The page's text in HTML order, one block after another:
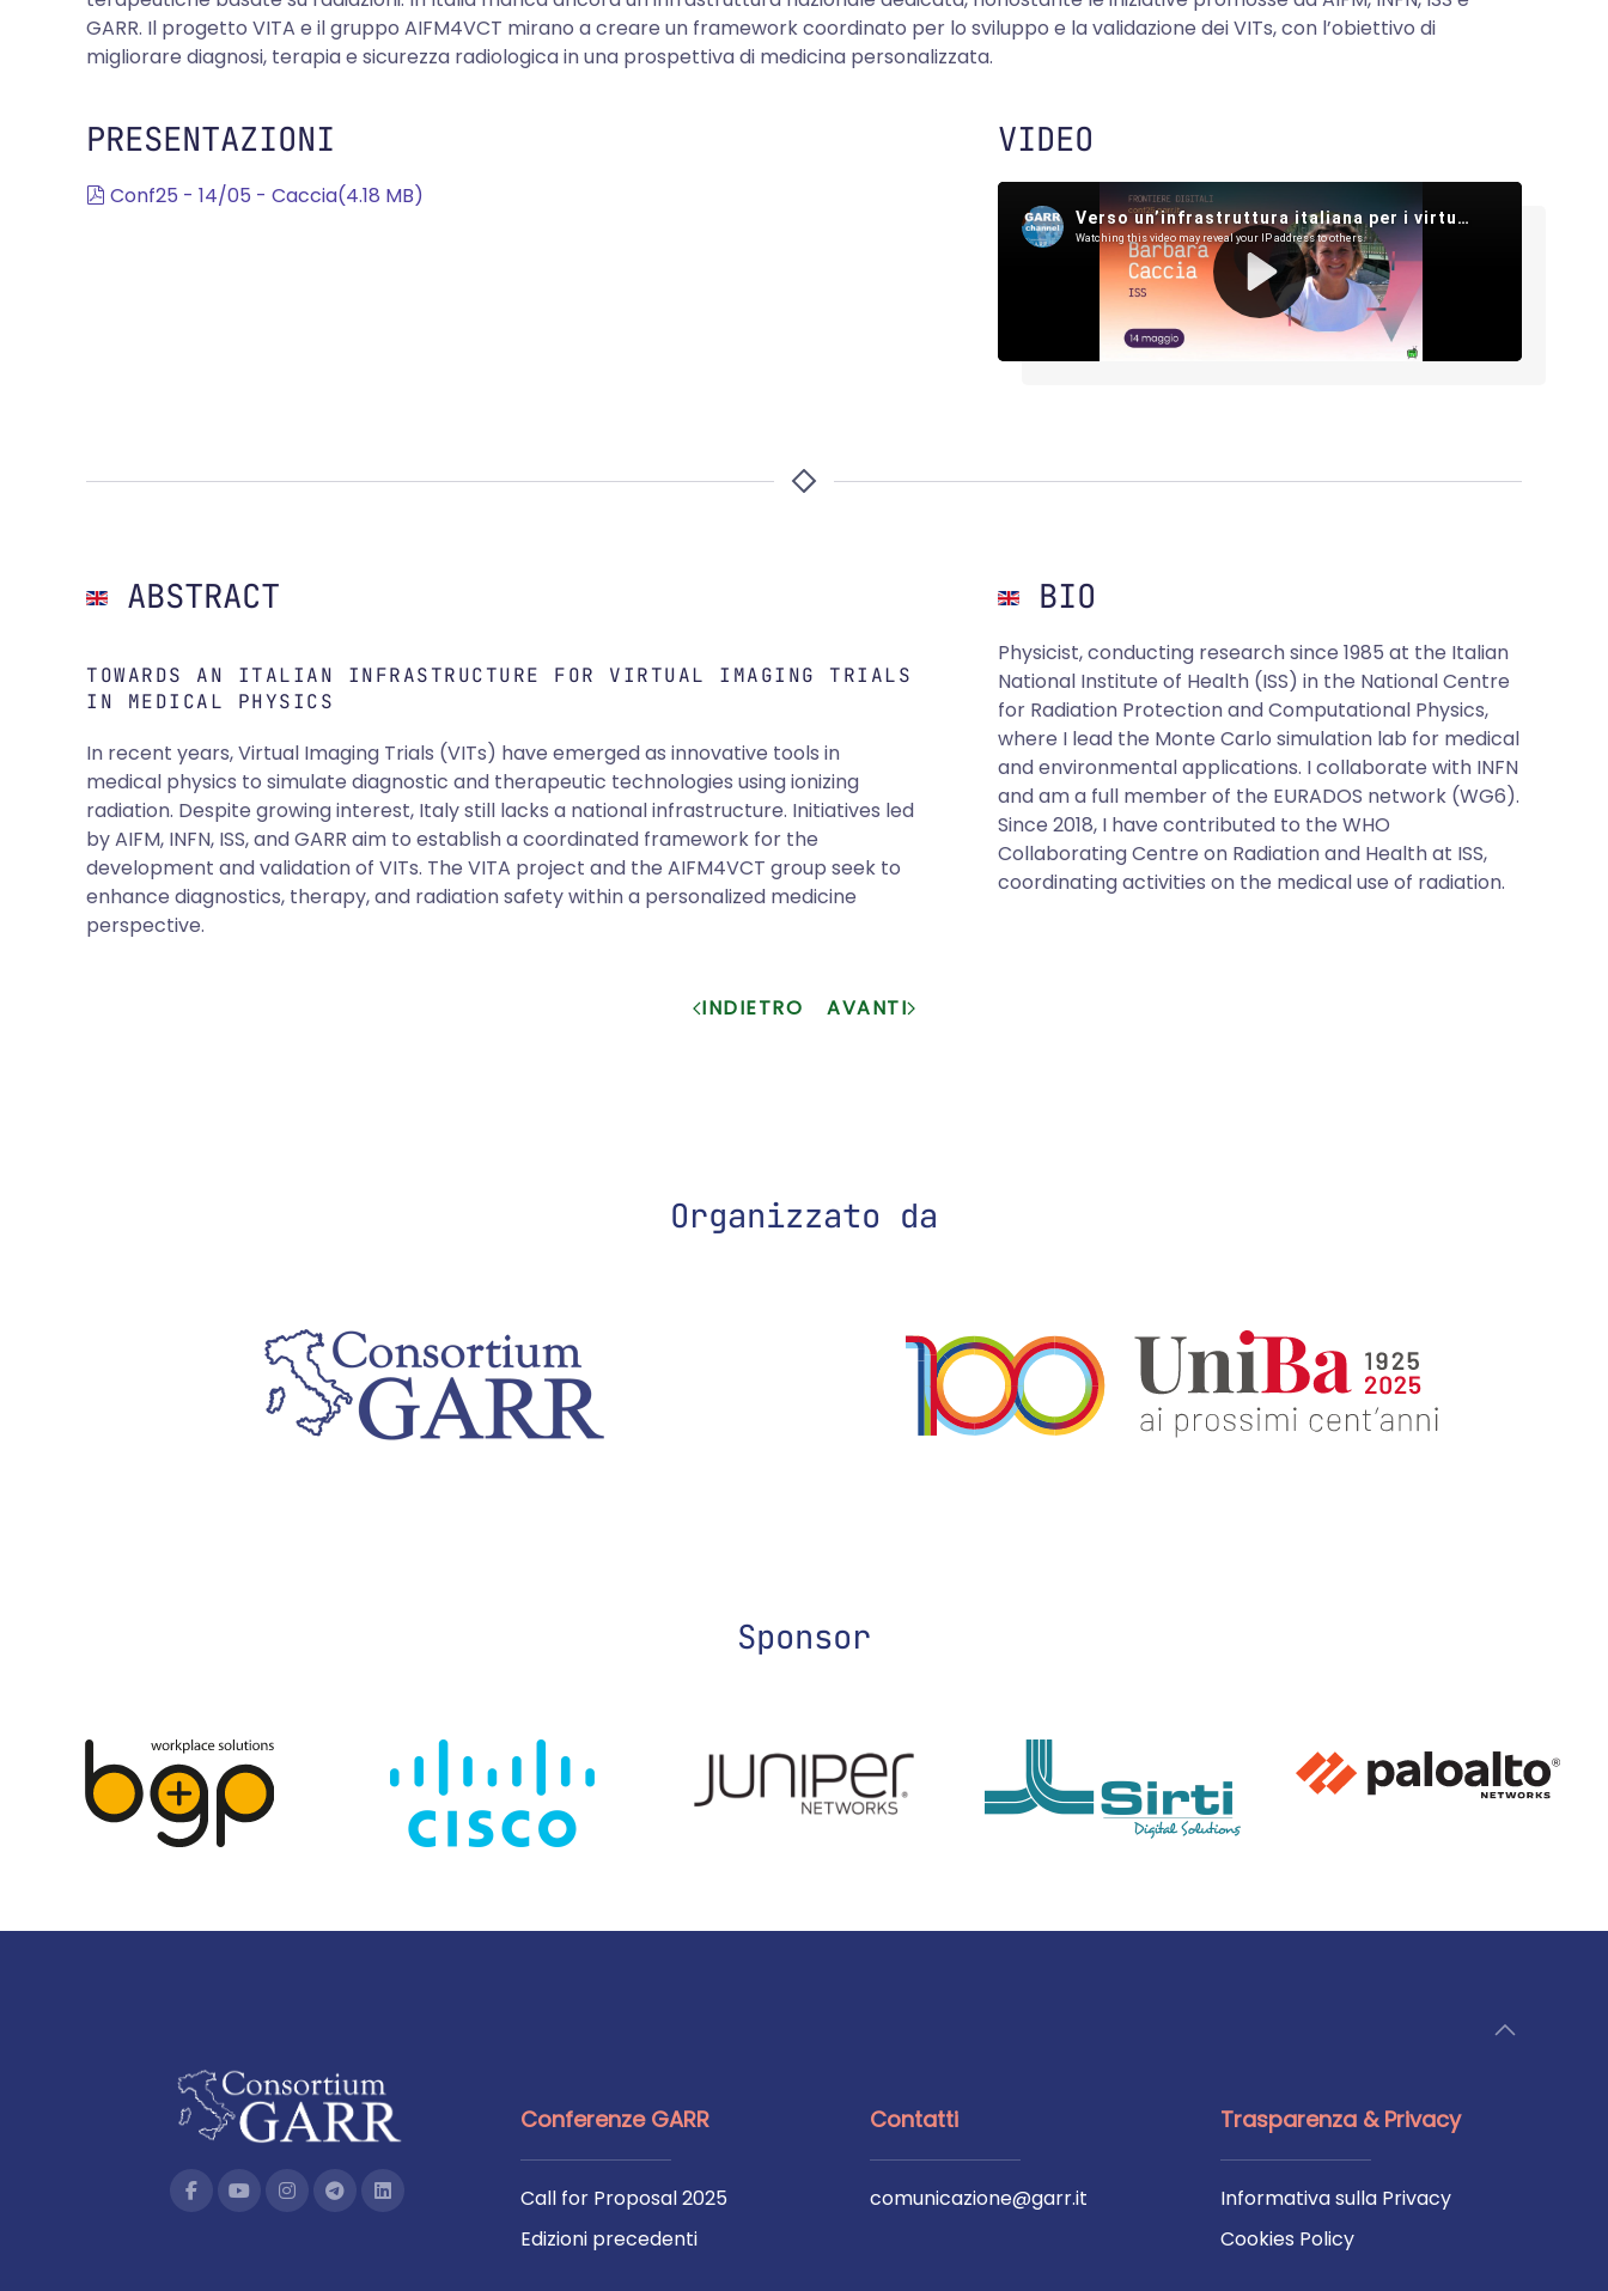
GARR. Il progetto VITA e il gruppo AIFM4VCT mirano a creare un framework coordinato per lo sviluppo e la validazione dei VITs, con l’obiettivo di
migliorare diagnosi, terapia e sicurezza radiologica in una prospettiva di medicina personalizzata.
PRESENTAZIONI
pdf
Conf25 - 14/05 - Caccia(4.18 MB)
VIDEO
BIO
Physicist, conducting research since 1985 at the Italian
National Institute of Health (ISS) in the National Centre
for Radiation Protection and Computational Physics,
where I lead the Monte Carlo simulation lab for medical
and environmental applications. I collaborate with INFN
and am a full member of the EURADOS network (WG6).
Since 2018, I have contributed to the WHO
Collaborating Centre on Radiation and Health at ISS,
coordinating activities on the medical use of radiation.
ABSTRACT
TOWARDS AN ITALIAN INFRASTRUCTURE FOR VIRTUAL IMAGING TRIALS
IN MEDICAL PHYSICS
In recent years, Virtual Imaging Trials (VITs) have emerged as innovative tools in
medical physics to simulate diagnostic and therapeutic technologies using ionizing
radiation. Despite growing interest, Italy still lacks a national infrastructure. Initiatives led
by AIFM, INFN, ISS, and GARR aim to establish a coordinated framework for the
development and validation of VITs. The VITA project and the AIFM4VCT group seek to
enhance diagnostics, therapy, and radiation safety within a personalized medicine
perspective.
INDIETRO AVANTI
Organizzato da
Sponsor
Conferenze GARR
Call for Proposal 2025
Edizioni precedenti
Contatti
comunicazione@garr.it
Trasparenza & Privacy
Informativa sulla Privacy
Cookies Policy